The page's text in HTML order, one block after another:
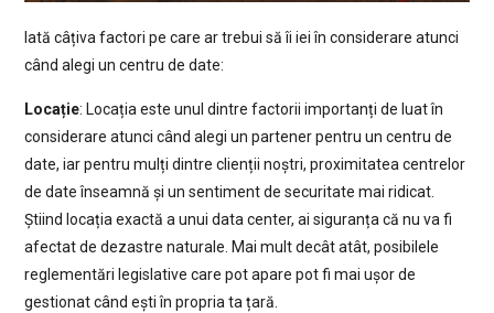
Iată câțiva factori pe care ar trebui să îi iei în considerare atunci
când alegi un centru de date:
Locație: Locația este unul dintre factorii importanți de luat în
considerare atunci când alegi un partener pentru un centru de
date, iar pentru mulți dintre clienții noștri, proximitatea centrelor
de date înseamnă și un sentiment de securitate mai ridicat.
Știind locația exactă a unui data center, ai siguranța că nu va fi
afectat de dezastre naturale. Mai mult decât atât, posibilele
reglementări legislative care pot apare pot fi mai ușor de
gestionat când ești în propria ta țară.